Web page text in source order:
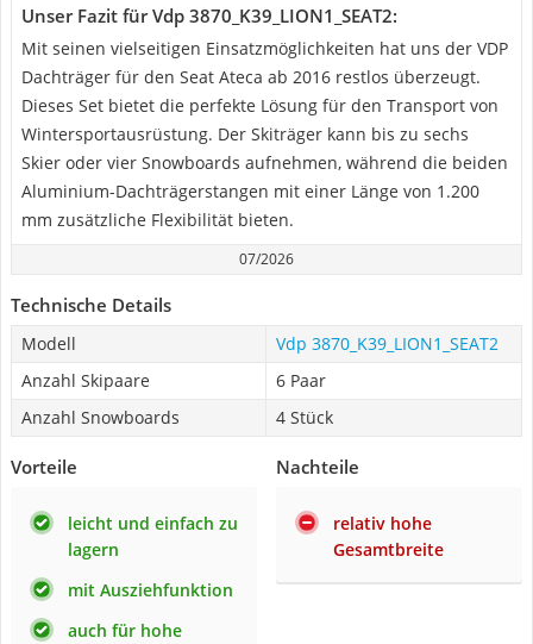
Unser Fazit für Vdp 3870_K39_LION1_SEAT2:
Mit seinen vielseitigen Einsatzmöglichkeiten hat uns der VDP
Dachträger für den Seat Ateca ab 2016 restlos überzeugt.
Dieses Set bietet die perfekte Lösung für den Transport von
Wintersportausrüstung. Der Skiträger kann bis zu sechs
Skier oder vier Snowboards aufnehmen, während die beiden
Aluminium-Dachträgerstangen mit einer Länge von 1.200
mm zusätzliche Flexibilität bieten.
07/2026
Technische Details
Modell
Vdp 3870_K39_LION1_SEAT2
Anzahl Skipaare
6 Paar
Anzahl Snowboards
4 Stück
Vorteile
leicht und einfach zu
lagern
mit Ausziehfunktion
auch für hohe
Nachteile
relativ hohe
Gesamtbreite